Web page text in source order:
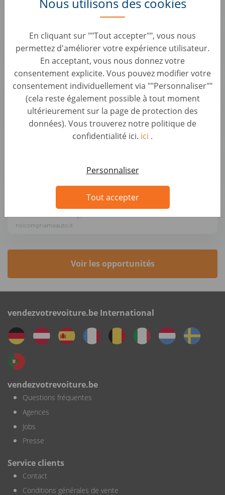
En cliquant sur ""Tout accepter"", vous nous
permettez d'améliorer votre expérience utilisateur.
En acceptant, vous nous donnez votre
consentement explicite. Vous pouvez modifier votre
consentement individuellement via ""Personnaliser""
(cela reste également possible à tout moment
ultérieurement sur la page de protection des
données). Vous trouverez notre politique de
confidentialité ici. ici .
Personnaliser
Tout accepter
AUTO1 Group
Préparateur esthétique automobile (H/F)
Automotive Roles • France, Montataire
Autohero
Sachbearbeiter Ankaufsmanagement (B2B)
(d/m/w)
Backoffice & Operational Roles • Germany, Berlin
AUTO1 Group
Addetto/a Acquisti Auto Monza-Villasanta
noicompriamoauto.it
Voir les opportunités
vendezvotrevoiture.be International
vendezvotrevoiture.be
Questions fréquentes
Agences
Jobs
Presse
Service clients
Contact
Conditions générales de vente